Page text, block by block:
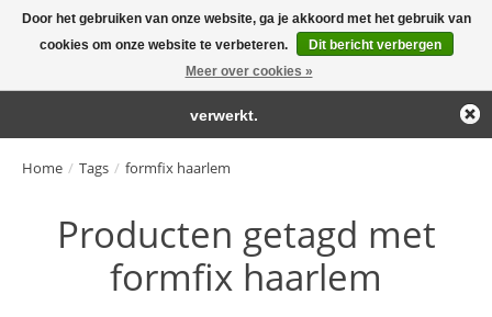
Large selection of products and fast shipping!
Home / Tags / formfix haarlem
Producten getagd met
formfix haarlem
Door het gebruiken van onze website, ga je akkoord met het gebruik van
cookies om onze website te verbeteren.
Dit bericht verbergen
Meer over cookies »
← Keer terug naar de backofficeDeze winkel is in aanbouw.
Eventueel geplaatste orders zullen niet worden gehonoreerd of
verwerkt.